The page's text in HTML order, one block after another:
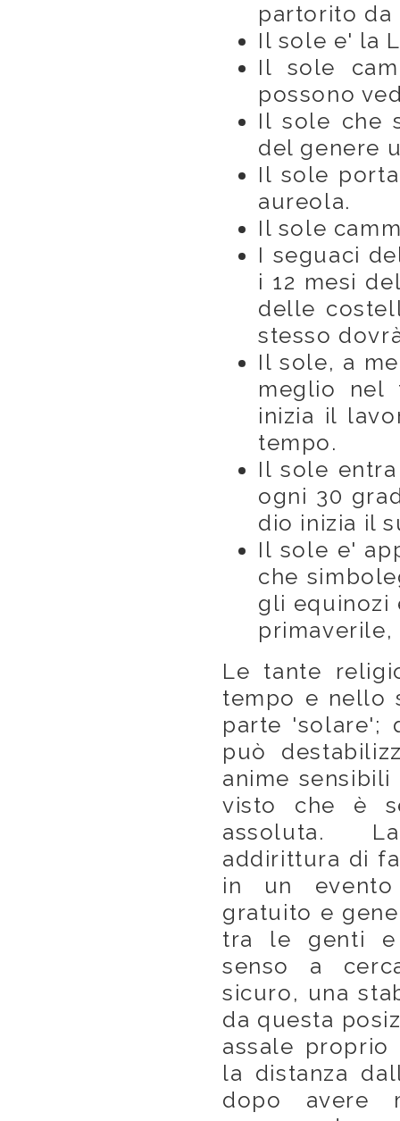
partorito da
Il sole e' la
Il sole
possono
Il sole che
del genere
Il sole
aureola.
Il sole
I seguaci
i 12 mesi
delle
stesso
Il sole, a
meglio nel
inizia il
tempo.
Il sole
ogni 30
dio inizia il
Il sole e'
che
gli equinozi
Le tante
tempo e nello
parte 'solare';
può
anime
visto che è
assoluta.
addirittura di
in un evento
gratuito e
tra le genti e
senso a
sicuro, una
da questa
assale
la distanza
dopo avere